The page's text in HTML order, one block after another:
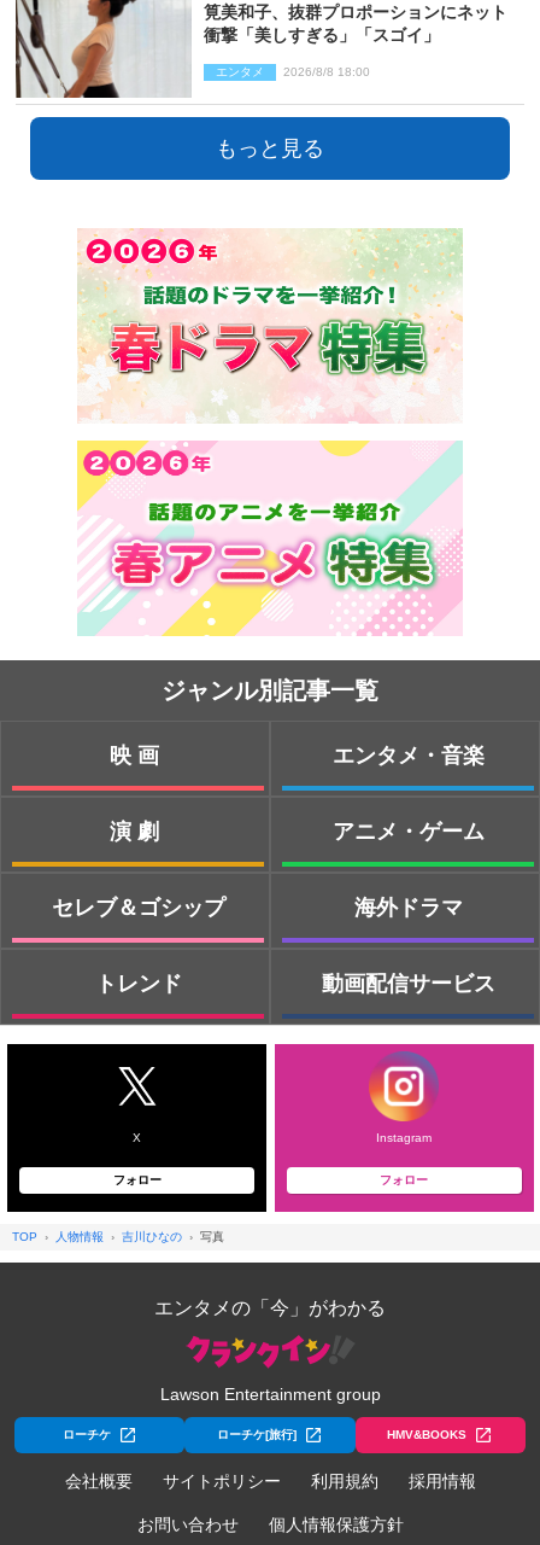
筧美和子、抜群プロポーションにネット
衝撃「美しすぎる」「スゴイ」
エンタメ 2026/8/8 18:00
もっと見る
ジャンル別記事一覧
映画
演劇
セレブ＆ゴシップ
トレンド
エンタメ・音楽
アニメ・ゲーム
海外ドラマ
動画配信サービス
X
フォロー
Instagram
フォロー
TOP 人物情報 吉川ひなの 写真
エンタメの「今」がわかる
Lawson Entertainment group
ローチケ ローチケ[旅行] HMV&BOOKS
会社概要 サイトポリシー 利用規約 採用情報
お問い合わせ 個人情報保護方針